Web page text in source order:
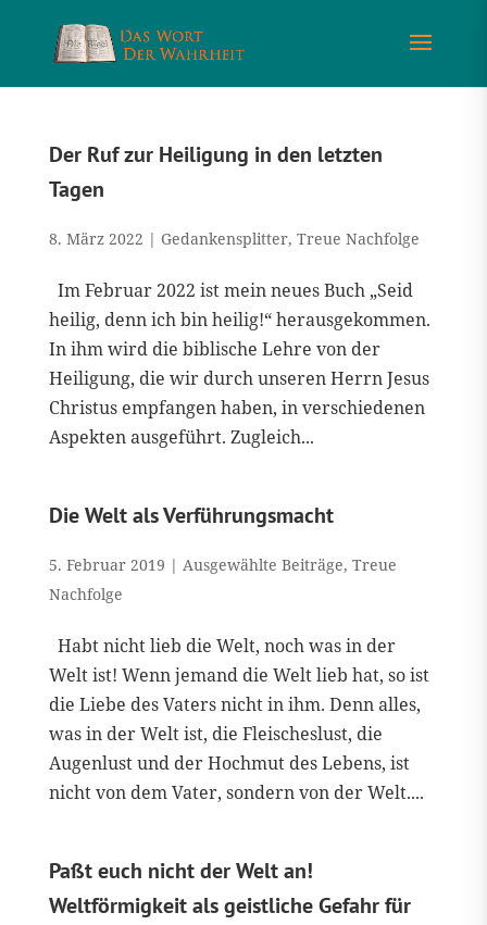
Der Ruf zur Heiligung in den letzten
Tagen
8. März 2022 | Gedankensplitter, Treue Nachfolge
Im Februar 2022 ist mein neues Buch „Seid
heilig, denn ich bin heilig!“ herausgekommen.
In ihm wird die biblische Lehre von der
Heiligung, die wir durch unseren Herrn Jesus
Christus empfangen haben, in verschiedenen
Aspekten ausgeführt. Zugleich...
Die Welt als Verführungsmacht
5. Februar 2019 | Ausgewählte Beiträge, Treue
Nachfolge
Habt nicht lieb die Welt, noch was in der
Welt ist! Wenn jemand die Welt lieb hat, so ist
die Liebe des Vaters nicht in ihm. Denn alles,
was in der Welt ist, die Fleischeslust, die
Augenlust und der Hochmut des Lebens, ist
nicht von dem Vater, sondern von der Welt....
Paßt euch nicht der Welt an!
Weltförmigkeit als geistliche Gefahr für